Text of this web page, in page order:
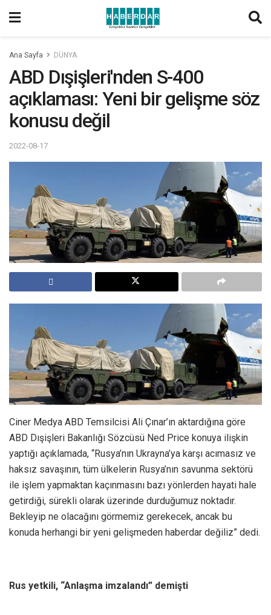
Ana Sayfa DÜNYA
ABD Dışişleri'nden S-400
açıklaması: Yeni bir gelişme söz
konusu değil
2022-08-17
Ciner Medya ABD Temsilcisi Ali Çınar’ın aktardığına göre
ABD Dışişleri Bakanlığı Sözcüsü Ned Price konuya ilişkin
yaptığı açıklamada, “Rusya’nın Ukrayna’ya karşı acımasız ve
haksız savaşının, tüm ülkelerin Rusya’nın savunma sektörü
ile işlem yapmaktan kaçınmasını bazı yönlerden hayati hale
getirdiği, sürekli olarak üzerinde durduğumuz noktadır.
Bekleyip ne olacağını görmemiz gerekecek, ancak bu
konuda herhangi bir yeni gelişmeden haberdar değiliz” dedi.
Rus yetkili, “Anlaşma imzalandı” demişti